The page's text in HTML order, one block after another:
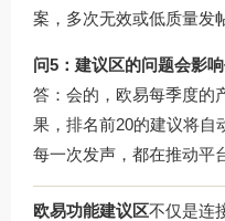
案，多次无效或低质量发
问5：建议区的问题会影
答：会的，欧易每季度的
果，排名前20的建议将自
每一次发声，都在推动平
欧易功能建议区不仅是连